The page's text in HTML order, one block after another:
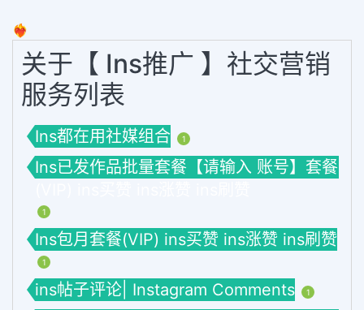
❤️‍🔥
关于【 Ins推广 】社交营销
服务列表
Ins都在用社媒组合 1
Ins已发作品批量套餐【请输入 账号】套餐
1
Ins包月套餐(VIP) ins买赞 ins涨赞 ins刷赞
1
ins帖子评论| Instagram Comments 1